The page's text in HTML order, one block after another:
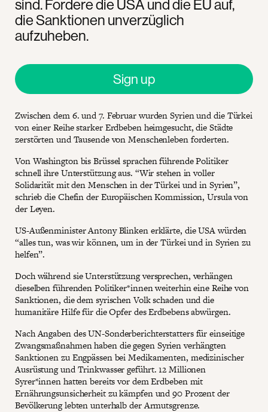
sind. Fordere die USA und die EU auf,
die Sanktionen unverzüglich
aufzuheben.
Sign up
Zwischen dem 6. und 7. Februar wurden Syrien und die Türkei
von einer Reihe starker Erdbeben heimgesucht, die Städte
zerstörten und Tausende von Menschenleben forderten.
Von Washington bis Brüssel sprachen führende Politiker
schnell ihre Unterstützung aus. “Wir stehen in voller
Solidarität mit den Menschen in der Türkei und in Syrien”,
schrieb die Chefin der Europäischen Kommission, Ursula von
der Leyen.
US-Außenminister Antony Blinken erklärte, die USA würden
“alles tun, was wir können, um in der Türkei und in Syrien zu
helfen”.
Doch während sie Unterstützung versprechen, verhängen
dieselben führenden Politiker*innen weiterhin eine Reihe von
Sanktionen, die dem syrischen Volk schaden und die
humanitäre Hilfe für die Opfer des Erdbebens abwürgen.
Nach Angaben des UN-Sonderberichterstatters für einseitige
Zwangsmaßnahmen haben die gegen Syrien verhängten
Sanktionen zu Engpässen bei Medikamenten, medizinischer
Ausrüstung und Trinkwasser geführt. 12 Millionen
Syrer*innen hatten bereits vor dem Erdbeben mit
Ernährungsunsicherheit zu kämpfen und 90 Prozent der
Bevölkerung lebten unterhalb der Armutsgrenze.